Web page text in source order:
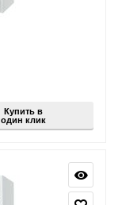
Купить в
один клик